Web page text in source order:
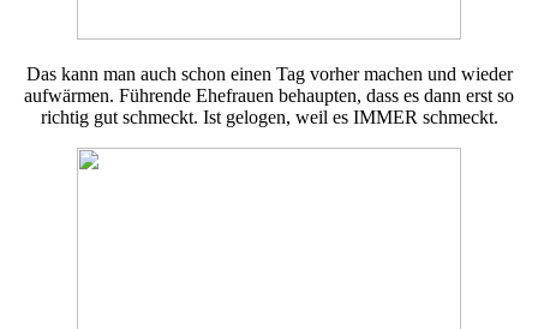
Das kann man auch schon einen Tag vorher machen und wieder
aufwärmen. Führende Ehefrauen behaupten, dass es dann erst so
richtig gut schmeckt. Ist gelogen, weil es IMMER schmeckt.